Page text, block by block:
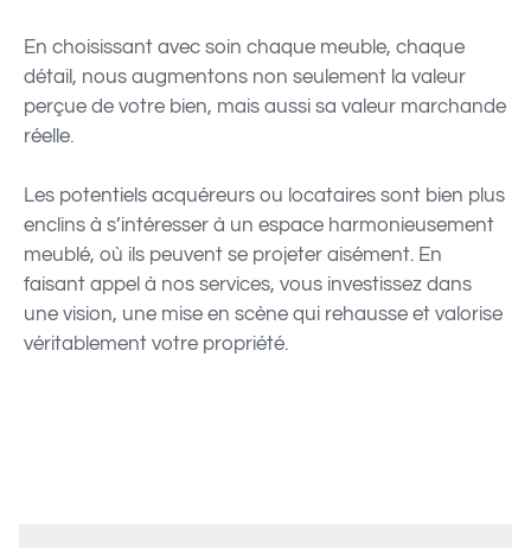
En choisissant avec soin chaque meuble, chaque
détail, nous augmentons non seulement la valeur
perçue de votre bien, mais aussi sa valeur marchande
réelle.
Les potentiels acquéreurs ou locataires sont bien plus
enclins à s’intéresser à un espace harmonieusement
meublé, où ils peuvent se projeter aisément. En
faisant appel à nos services, vous investissez dans
une vision, une mise en scène qui rehausse et valorise
véritablement votre propriété.